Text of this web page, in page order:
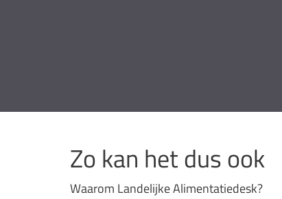
Zo kan het dus ook
Waarom Landelijke Alimentatiedesk?